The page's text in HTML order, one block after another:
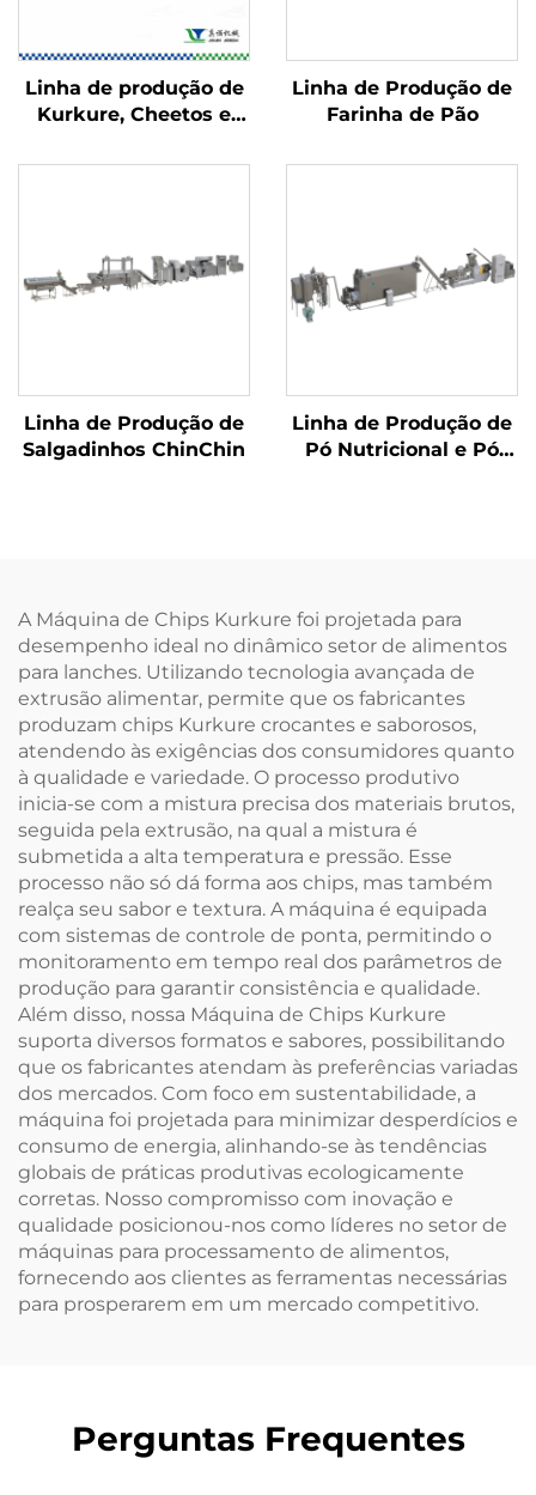
Linha de produção de
Kurkure, Cheetos e
Linha de Produção de
Farinha de Pão
Linha de Produção de
Salgadinhos ChinChin
Linha de Produção de
Pó Nutricional e Pó
A Máquina de Chips Kurkure foi projetada para
desempenho ideal no dinâmico setor de alimentos
para lanches. Utilizando tecnologia avançada de
extrusão alimentar, permite que os fabricantes
produzam chips Kurkure crocantes e saborosos,
atendendo às exigências dos consumidores quanto
à qualidade e variedade. O processo produtivo
inicia-se com a mistura precisa dos materiais brutos,
seguida pela extrusão, na qual a mistura é
submetida a alta temperatura e pressão. Esse
processo não só dá forma aos chips, mas também
realça seu sabor e textura. A máquina é equipada
com sistemas de controle de ponta, permitindo o
monitoramento em tempo real dos parâmetros de
produção para garantir consistência e qualidade.
Além disso, nossa Máquina de Chips Kurkure
suporta diversos formatos e sabores, possibilitando
que os fabricantes atendam às preferências variadas
dos mercados. Com foco em sustentabilidade, a
máquina foi projetada para minimizar desperdícios e
consumo de energia, alinhando-se às tendências
globais de práticas produtivas ecologicamente
corretas. Nosso compromisso com inovação e
qualidade posicionou-nos como líderes no setor de
máquinas para processamento de alimentos,
fornecendo aos clientes as ferramentas necessárias
para prosperarem em um mercado competitivo.
Perguntas Frequentes